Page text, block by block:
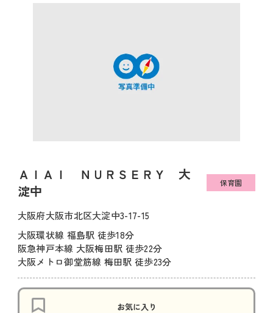
ＡＩＡＩ ＮＵＲＳＥＲＹ 大
淀中
保育園
大阪府大阪市北区大淀中3-17-15
大阪環状線 福島駅 徒歩18分
阪急神戸本線 大阪梅田駅 徒歩22分
大阪メトロ御堂筋線 梅田駅 徒歩23分
お気に入り